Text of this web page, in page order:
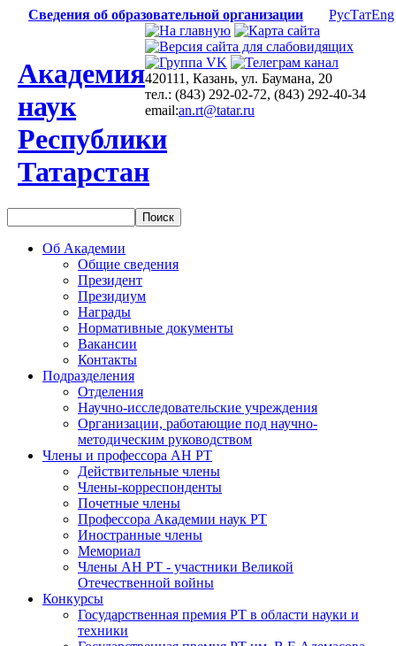
Сведения об образовательной организации РусТатEng
Академия
наук
Республики
Татарстан
420111, Казань, ул. Баумана, 20
тел.: (843) 292-02-72, (843) 292-40-34
email:an.rt@tatar.ru
Об Академии
Общие сведения
Президент
Президиум
Награды
Нормативные документы
Вакансии
Контакты
Подразделения
Отделения
Научно-исследовательские учреждения
Организации, работающие под научно-
методическим руководством
Члены и профессора АН РТ
Действительные члены
Члены-корреспонденты
Почетные члены
Профессора Академии наук РТ
Иностранные члены
Мемориал
Члены АН РТ - участники Великой
Отечественной войны
Конкурсы
Государственная премия РТ в области науки и
техники